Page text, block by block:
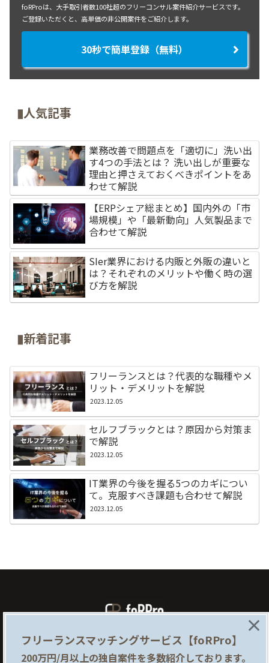
foRProは、大手取引者数100社超のフリーコンサル案件紹介サービスです。
ご登録いただくと、高単価の非公開案件をご紹介します。
30秒で簡単登録（無料）
▮人気記事
業務改善で問題点を「適切に」洗い出
す4つの手法とは？ 洗い出しが重要な
理由と押さえておくべきポイントをあ
わせて解説
【ERPシェア総まとめ】国内外の「市
場規模」や「最新動向」人気製品まで
合わせて解説
SIer業界における内販と外販の違いと
は？それぞれのメリットや働く時の選
び方を解説
▮新着記事
フリーランスとは？代表的な職種やメ
リット・デメリットを解説
2023.12.05
セルフブラックとは？原因から対策ま
で解説
2023.12.05
IT業界の今後を握る5つのカギについ
て。克服すべき課題も合わせて解説
2023.12.05
foRProとは
企業様はこちら
提携サイト
利用規約
フリーランスマッチングサービス【foRPro】
200万円/月以上の独自案件を多数紹介しております。
×